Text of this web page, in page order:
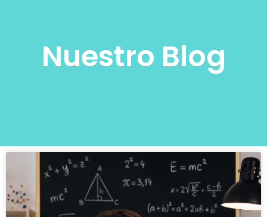
Nuestro Blog